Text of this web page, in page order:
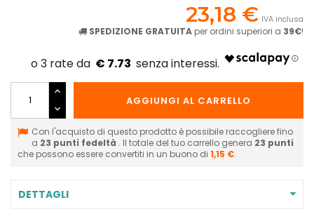
23,18 € IVA inclusa
SPEDIZIONE GRATUITA per ordini superiori a 39€!
€ 7.73
AGGIUNGI AL CARRELLO
Con l'acquisto di questo prodotto è possibile raccogliere fino
a 23 punti fedeltà . Il totale del tuo carrello genera 23 punti
che possono essere convertiti in un buono di 1,15 €.
DETTAGLI